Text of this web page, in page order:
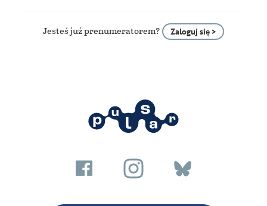
Jesteś już prenumeratorem? Zaloguj się >